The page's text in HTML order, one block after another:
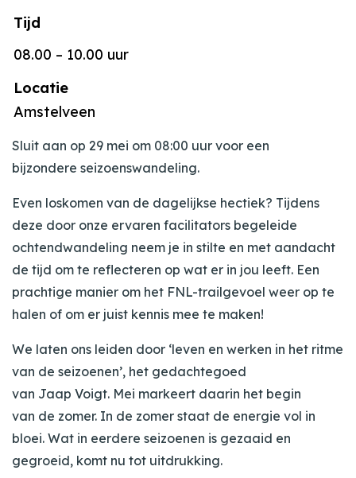
Tijd
08.00 – 10.00 uur
Locatie
Amstelveen
Sluit aan op 29 mei om 08:00 uur voor een
bijzondere seizoenswandeling.
Even loskomen van de dagelijkse hectiek? Tijdens
deze door onze ervaren facilitators begeleide
ochtendwandeling neem je in stilte en met aandacht
de tijd om te reflecteren op wat er in jou leeft. Een
prachtige manier om het FNL-trailgevoel weer op te
halen of om er juist kennis mee te maken!
We laten ons leiden door ‘leven en werken in het ritme
van de seizoenen’, het gedachtegoed
van Jaap Voigt. Mei markeert daarin het begin
van de zomer. In de zomer staat de energie vol in
bloei. Wat in eerdere seizoenen is gezaaid en
gegroeid, komt nu tot uitdrukking.